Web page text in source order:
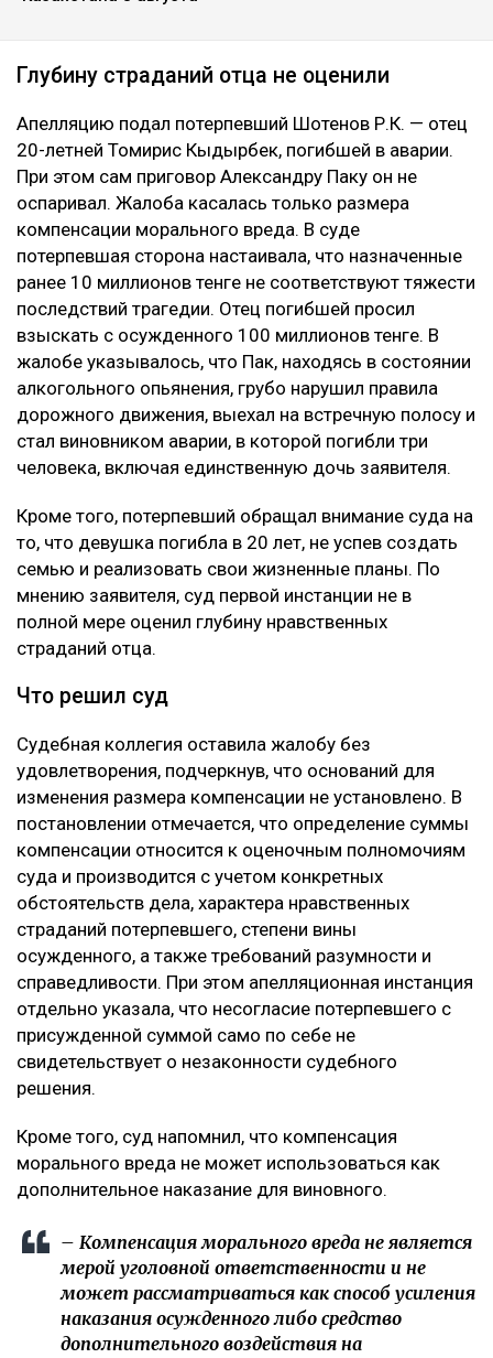
Глубину страданий отца не оценили
Апелляцию подал потерпевший Шотенов Р.К. — отец
20-летней Томирис Кыдырбек, погибшей в аварии.
При этом сам приговор Александру Паку он не
оспаривал. Жалоба касалась только размера
компенсации морального вреда. В суде
потерпевшая сторона настаивала, что назначенные
ранее 10 миллионов тенге не соответствуют тяжести
последствий трагедии. Отец погибшей просил
взыскать с осужденного 100 миллионов тенге. В
жалобе указывалось, что Пак, находясь в состоянии
алкогольного опьянения, грубо нарушил правила
дорожного движения, выехал на встречную полосу и
стал виновником аварии, в которой погибли три
человека, включая единственную дочь заявителя.
Кроме того, потерпевший обращал внимание суда на
то, что девушка погибла в 20 лет, не успев создать
семью и реализовать свои жизненные планы. По
мнению заявителя, суд первой инстанции не в
полной мере оценил глубину нравственных
страданий отца.
Что решил суд
Судебная коллегия оставила жалобу без
удовлетворения, подчеркнув, что оснований для
изменения размера компенсации не установлено. В
постановлении отмечается, что определение суммы
компенсации относится к оценочным полномочиям
суда и производится с учетом конкретных
обстоятельств дела, характера нравственных
страданий потерпевшего, степени вины
осужденного, а также требований разумности и
справедливости. При этом апелляционная инстанция
отдельно указала, что несогласие потерпевшего с
присужденной суммой само по себе не
свидетельствует о незаконности судебного
решения.
Кроме того, суд напомнил, что компенсация
морального вреда не может использоваться как
дополнительное наказание для виновного.
– Компенсация морального вреда не является
мерой уголовной ответственности и не
может рассматриваться как способ усиления
наказания осужденного либо средство
дополнительного воздействия на